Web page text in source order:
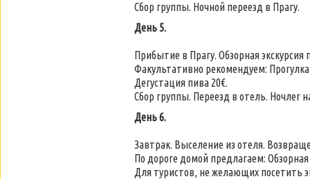
Сбор группы. Ночной переезд в Прагу.
День 5.
Прибытие в Прагу. Обзорная экскурсия
Факультативно рекомендуем:
Дегустация пива 20€.
Сбор группы. Переезд в отель. Ночлег
День 6.
Завтрак. Выселение из отеля.
По дороге домой предлагаем: Обзорная
Для туристов, не желающих посетить